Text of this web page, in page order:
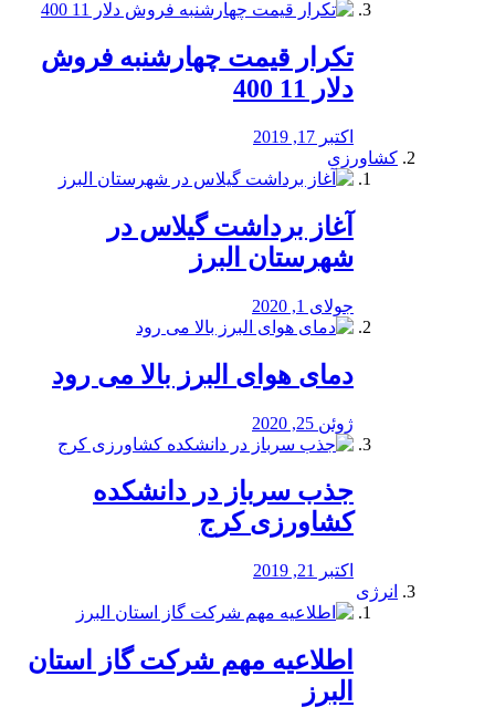
تکرار قیمت چهارشنبه فروش
دلار 11 400
اکتبر 17, 2019
کشاورزی
آغاز برداشت گیلاس در
شهرستان البرز
جولای 1, 2020
دمای هوای البرز بالا می رود
ژوئن 25, 2020
جذب سرباز در دانشکده
کشاورزی کرج
اکتبر 21, 2019
انرژی
️اطلاعیه مهم شرکت گاز استان
البرز